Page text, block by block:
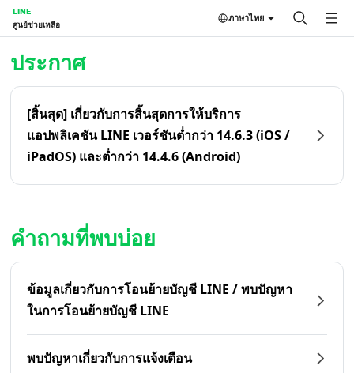
LINE
ศูนย์ช่วยเหลือ
ภาษาไทย
ประกาศ
[สิ้นสุด] เกี่ยวกับการสิ้นสุดการให้บริการ
แอปพลิเคชัน LINE เวอร์ชันต่ำกว่า 14.6.3 (iOS /
iPadOS) และต่ำกว่า 14.4.6 (Android)
คำถามที่พบบ่อย
ข้อมูลเกี่ยวกับการโอนย้ายบัญชี LINE / พบปัญหา
ในการโอนย้ายบัญชี LINE
พบปัญหาเกี่ยวกับการแจ้งเตือน